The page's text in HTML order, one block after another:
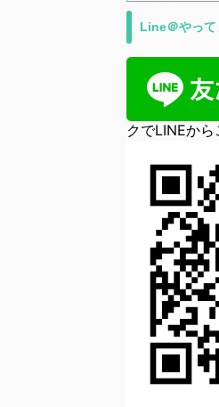
Line＠やって
クでLINEから